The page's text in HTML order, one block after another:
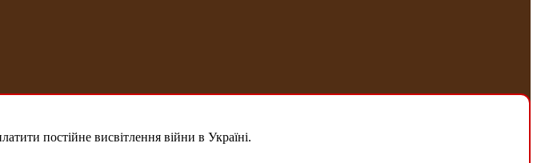
постійне висвітлення війни в Україні.